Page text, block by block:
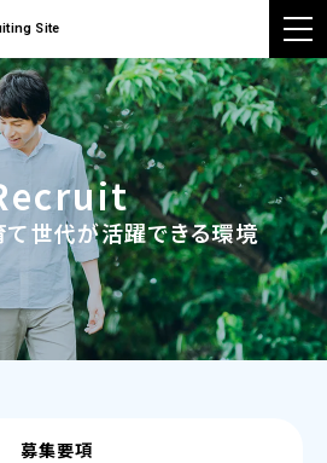
Site
て世代が活躍できる環境
募集要項